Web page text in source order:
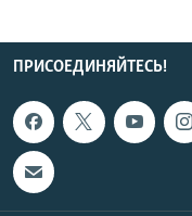
ПРИСОЕДИНЯЙТЕСЬ!